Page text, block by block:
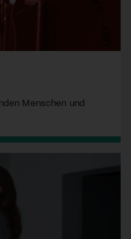
Menschen und